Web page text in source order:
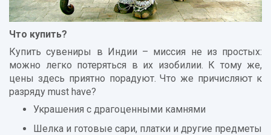
Что купить?
Купить сувениры в Индии – миссия не из простых:
можно легко потеряться в их изобилии. К тому же,
цены здесь приятно порадуют. Что же причисляют к
разряду must have?
Украшения с драгоценными камнями
Шелка и готовые сари, платки и другие предметы